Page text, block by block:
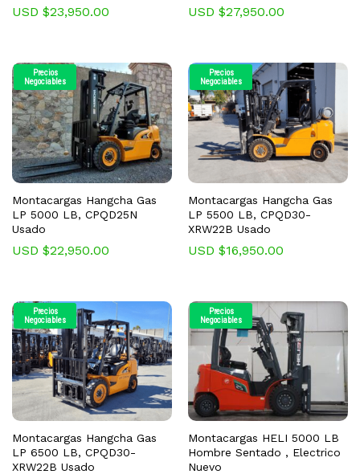
USD $23,950.00 USD $27,950.00
Precios
Negociables
Montacargas Hangcha Gas
LP 5000 LB, CPQD25N
Usado
USD $22,950.00
Precios
Negociables
Montacargas Hangcha Gas
LP 5500 LB, CPQD30-
XRW22B Usado
USD $16,950.00
Precios
Negociables
Montacargas Hangcha Gas
LP 6500 LB, CPQD30-
XRW22B Usado
Precios
Negociables
Montacargas HELI 5000 LB
Hombre Sentado , Electrico
Nuevo